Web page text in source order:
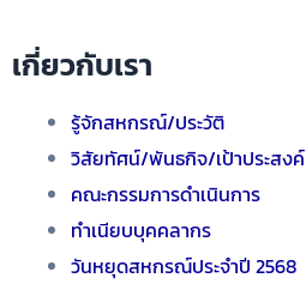
เกี่ยวกับเรา
รู้จักสหกรณ์/ประวัติ
วิสัยทัศน์/พันธกิจ/เป้าประสงค์
คณะกรรมการดำเนินการ
ทำเนียบบุคคลากร
วันหยุดสหกรณ์ประจำปี 2568